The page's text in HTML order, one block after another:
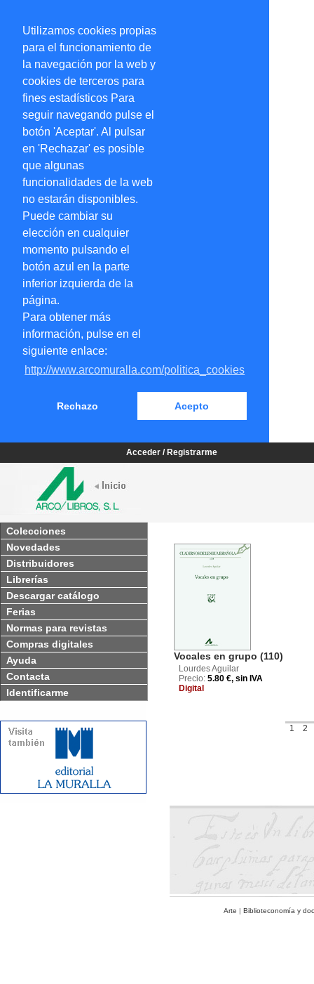
Utilizamos cookies propias
para el funcionamiento de
la navegación por la web y
cookies de terceros para
fines estadísticos Para
seguir navegando pulse el
botón 'Aceptar'. Al pulsar
en 'Rechazar' es posible
que algunas
funcionalidades de la web
no estarán disponibles.
Puede cambiar su
elección en cualquier
momento pulsando el
botón azul en la parte
inferior izquierda de la
página.
Para obtener más
información, pulse en el
siguiente enlace:
http://www.arcomuralla.com/politica_cookies
Rechazo Acepto
Acceder / Registrarme
Colecciones
Novedades
Distribuidores
Librerías
Descargar catálogo
Ferias
Normas para revistas
Compras digitales
Ayuda
Contacta
Identificarme
Vocales en grupo (110)
Lourdes Aguilar
Precio: 5.80 €, sin IVA
Digital
1 2
Arte | Biblioteconomía y